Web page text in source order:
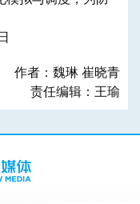
作者：魏琳 崔晓青
责任编辑：王瑜